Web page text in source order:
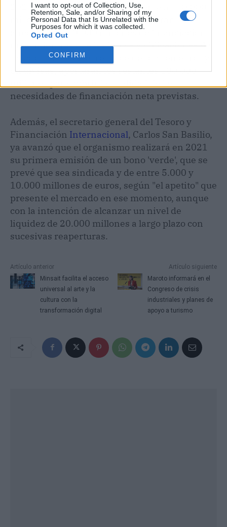
I want to opt-out of Collection, Use,
Retention, Sale, and/or Sharing of my
Personal Data that Is Unrelated with the
Purposes for which it was collected.
Opted Out
CONFIRM
2021 ascenderá aproximadamente a 110.000
millones de euros; las letras aportarán
alrededor de 10.000 millones de financiación
neta, mientras que los bonos y obligaciones del
Estado, junto con el resto de deudas en euros y
en divisas, aportarán los restantes 100.000
necesidades de financiación neta previstas.
Además, el secretario general del Tesoro y
Financiación Internacional, Carlos San Basilio,
ya avanzó que el organismo realizará en 2021
su primera emisión de un bono 'verde', que se
prevé que sea sindicada y de entre 5.000 y
10.000 millones de euros, según "el apetito" que
presente el mercado en ese momento, aunque
con la intención de alcanzar un nivel de
liquidez de 20.000 millones a largo plazo con
sucesivas reaperturas.
Artículo anterior
Minsait facilita el acceso
universal al arte y la
cultura con la
transformación digital
Artículo siguiente
Maroto informará en el
Congreso de crisis
industriales y planes de
apoyo a turismo